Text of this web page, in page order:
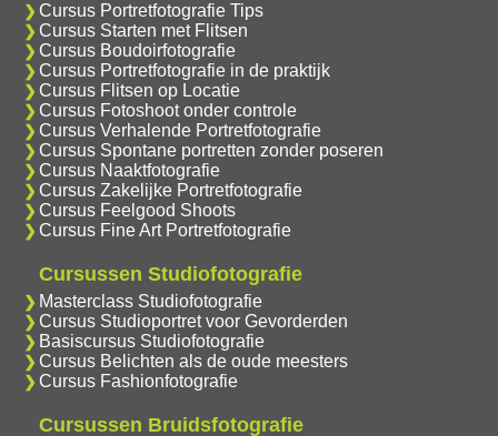
Cursus Portretfotografie Tips
Cursus Starten met Flitsen
Cursus Boudoirfotografie
Cursus Portretfotografie in de praktijk
Cursus Flitsen op Locatie
Cursus Fotoshoot onder controle
Cursus Verhalende Portretfotografie
Cursus Spontane portretten zonder poseren
Cursus Naaktfotografie
Cursus Zakelijke Portretfotografie
Cursus Feelgood Shoots
Cursus Fine Art Portretfotografie
Cursussen Studiofotografie
Masterclass Studiofotografie
Cursus Studioportret voor Gevorderden
Basiscursus Studiofotografie
Cursus Belichten als de oude meesters
Cursus Fashionfotografie
Cursussen Bruidsfotografie